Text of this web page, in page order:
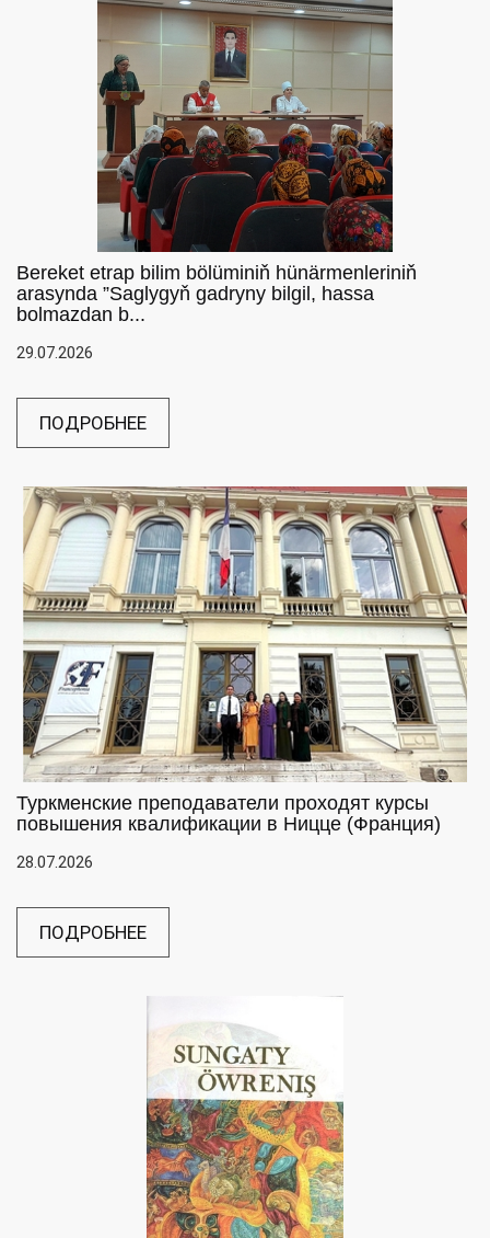
Bereket etrap bilim bölüminiň hünärmenleriniň
arasynda ”Saglygyň gadryny bilgil, hassa
bolmazdan b...
29.07.2026
ПОДРОБНЕЕ
Туркменские преподаватели проходят курсы
повышения квалификации в Ницце (Франция)
28.07.2026
ПОДРОБНЕЕ